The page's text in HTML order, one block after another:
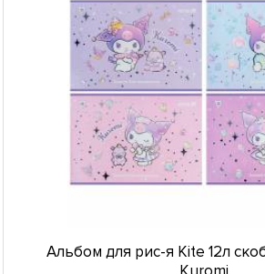
Альбом для рис-я Kite 12л